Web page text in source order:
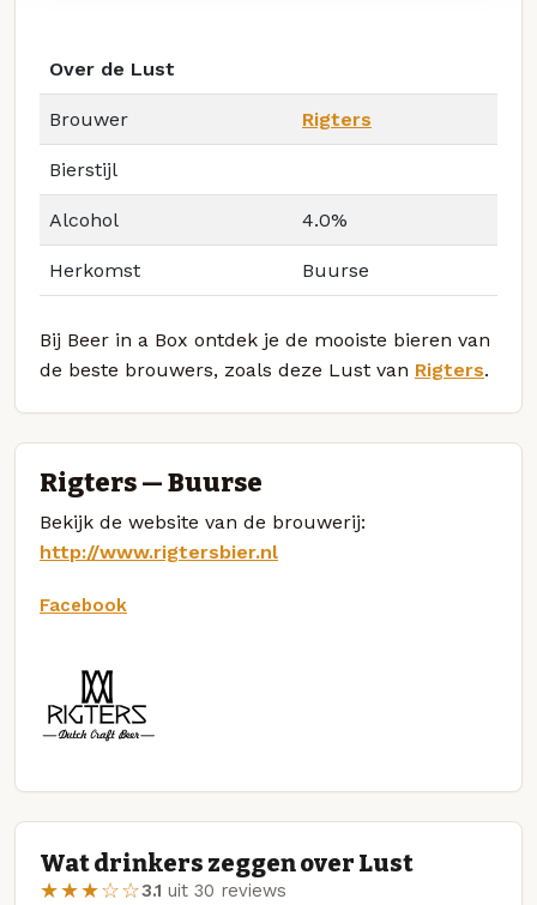
Over de Lust
Brouwer Rigters
Bierstijl
Alcohol 4.0%
Herkomst Buurse
Bij Beer in a Box ontdek je de mooiste bieren van
de beste brouwers, zoals deze Lust van Rigters.
Rigters — Buurse
Bekijk de website van de brouwerij:
http://www.rigtersbier.nl
Facebook
Wat drinkers zeggen over Lust
★★★☆☆3.1 uit 30 reviews